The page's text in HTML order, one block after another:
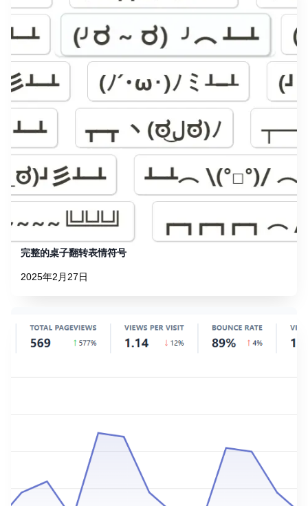
完整的桌子翻转表情符号
2025年2月27日